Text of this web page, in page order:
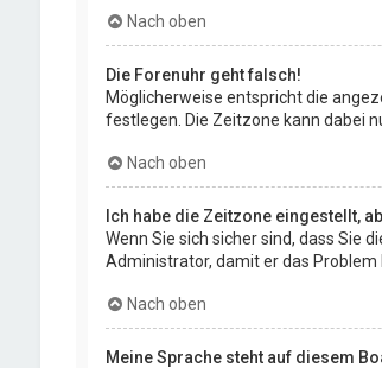
Nach oben
Die Forenuhr geht falsch!
Möglicherweise entspricht die
festlegen. Die Zeitzone kann dabei
Nach oben
Ich habe die Zeitzone eingestellt,
Wenn Sie sich sicher sind, dass Sie
Administrator, damit er das Problem
Nach oben
Meine Sprache steht auf diesem